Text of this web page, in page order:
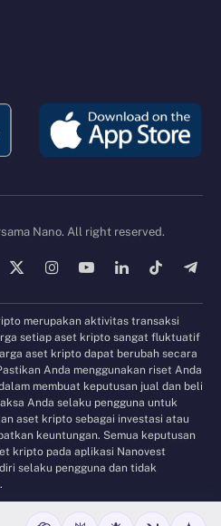
Nano. All right reserved.
X
InstagramYouTubeLinkedInTikTok
merupakan aktivitas transaksi
setiap aset kripto sangat fluktuatif
aset kripto dapat berubah secara
Anda menggunakan riset Anda
membuat keputusan jual dan beli
Anda selaku pengguna untuk
aset kripto sebagai investasi atau
keuntungan. Semua keputusan
kripto pada aplikasi Nanovest
selaku pengguna dan tidak